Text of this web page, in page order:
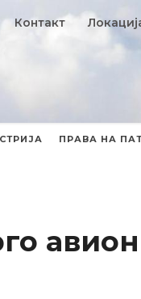
Контакт
ПРАВА НА